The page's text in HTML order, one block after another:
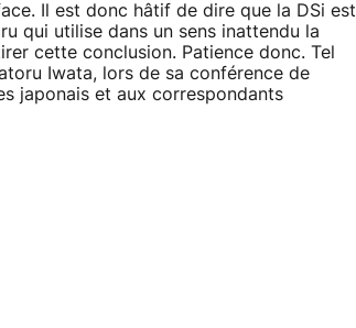
Il est donc hâtif de dire que la DSi est
qui utilise dans un sens inattendu la
cette conclusion. Patience donc. Tel
Iwata, lors de sa conférence de
japonais et aux correspondants